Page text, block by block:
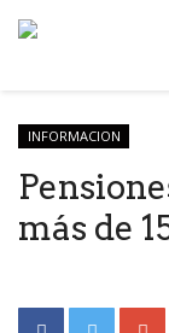
INFORMACION
más de